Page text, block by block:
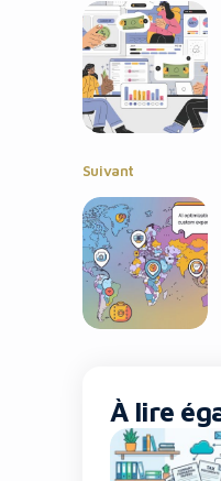
Suivant
À lire